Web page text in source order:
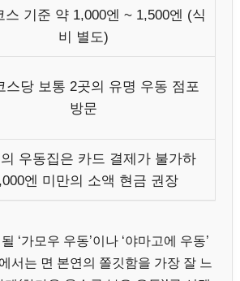
스 기준 약 1,000엔 ~ 1,500엔 (식
비 별도)
스당 보통 2곳의 유명 우동 점포
방문
우동집은 카드 결제가 불가하
엔 미만의 소액 현금 권장
‘가모우 우동’이나 ‘야마고에 우동’
서는 면 본연의 쫄깃함을 가장 잘 느